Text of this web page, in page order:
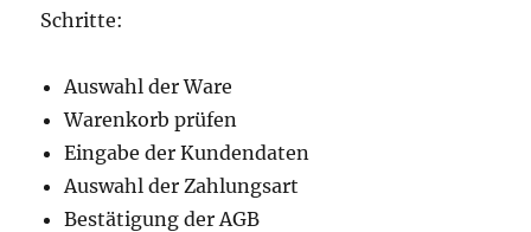
Schritte:
Auswahl der Ware
Warenkorb prüfen
Eingabe der Kundendaten
Auswahl der Zahlungsart
Bestätigung der AGB